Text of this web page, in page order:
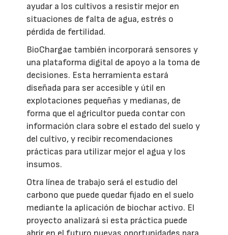
ayudar a los cultivos a resistir mejor en
situaciones de falta de agua, estrés o
pérdida de fertilidad.
BioChargae también incorporará sensores y
una plataforma digital de apoyo a la toma de
decisiones. Esta herramienta estará
diseñada para ser accesible y útil en
explotaciones pequeñas y medianas, de
forma que el agricultor pueda contar con
información clara sobre el estado del suelo y
del cultivo, y recibir recomendaciones
prácticas para utilizar mejor el agua y los
insumos.
Otra línea de trabajo será el estudio del
carbono que puede quedar fijado en el suelo
mediante la aplicación de biochar activo. El
proyecto analizará si esta práctica puede